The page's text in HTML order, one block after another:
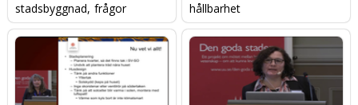
stadsbyggnad, frågor
hållbarhet